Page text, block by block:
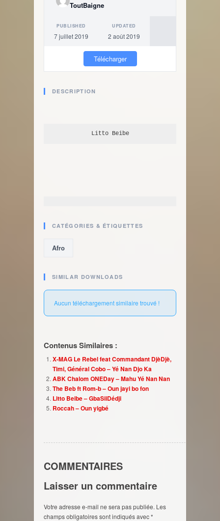
ToutBaigne
PUBLISHED
7 juillet 2019
UPDATED
2 août 2019
Télécharger
DESCRIPTION
Litto Beibe
CATÉGORIES & ÉTIQUETTES
Afro
SIMILAR DOWNLOADS
Aucun téléchargement similaire trouvé !
Contenus Similaires :
X-MAG Le Rebel feat Commandant DjèDjè,
Timi, Général Cobo – Yé Nan Djo Ka
ABK Chalom ONEDay – Mahu Yé Nan Nan
The Beb ft Rom-b – Oun jayi bo fon
Litto Beibe – GbaSiiDédji
Roccah – Oun yigbé
COMMENTAIRES
Laisser un commentaire
Votre adresse e-mail ne sera pas publiée. Les
champs obligatoires sont indiqués avec*